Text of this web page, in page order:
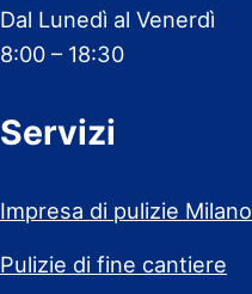
Dal Lunedì al Venerdì
8:00 – 18:30
Servizi
Impresa di pulizie Milano
Pulizie di fine cantiere